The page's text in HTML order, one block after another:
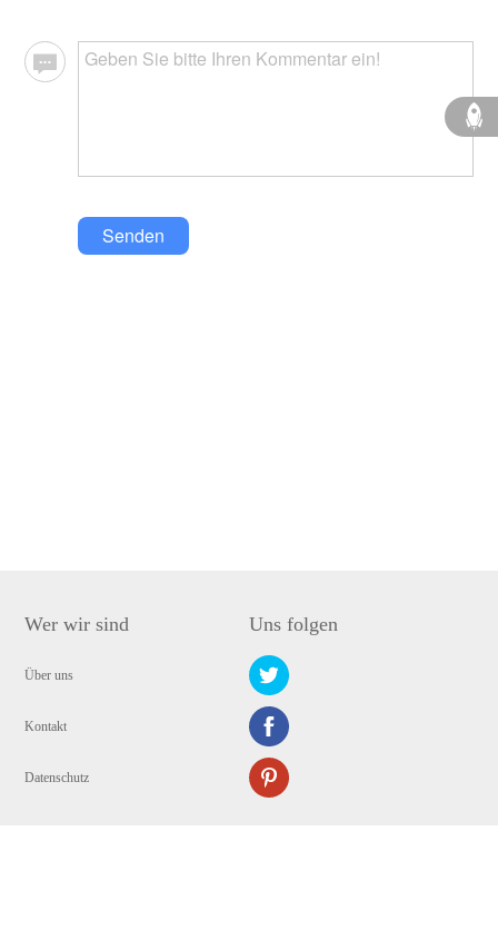
Senden
Wer wir sind
Über uns
Kontakt
Datenschutz
Uns folgen